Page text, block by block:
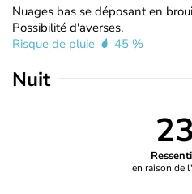
Nuages bas se déposant en
Possibilité d'averses.
Risque de pluie
45 %
Nuit
en raison de